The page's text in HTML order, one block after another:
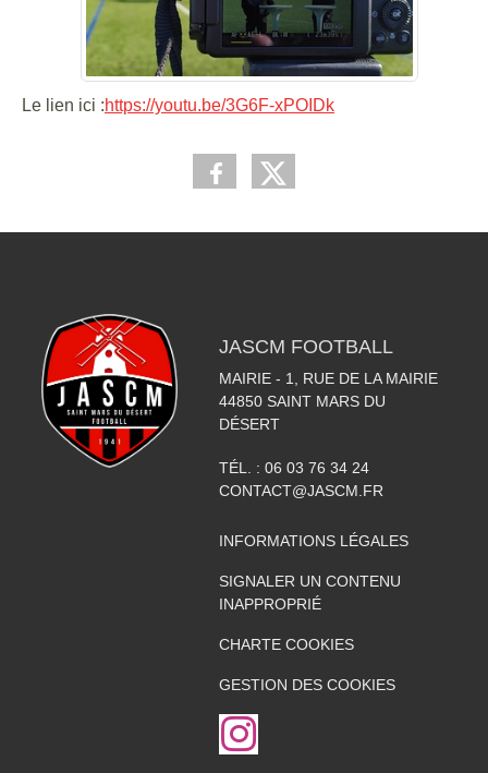
Le lien ici :https://youtu.be/3G6F-xPOIDk
JASCM FOOTBALL
MAIRIE - 1, RUE DE LA MAIRIE
44850 SAINT MARS DU
DÉSERT
TÉL. : 06 03 76 34 24
CONTACT@JASCM.FR
INFORMATIONS LÉGALES
SIGNALER UN CONTENU
INAPPROPRIÉ
CHARTE COOKIES
GESTION DES COOKIES